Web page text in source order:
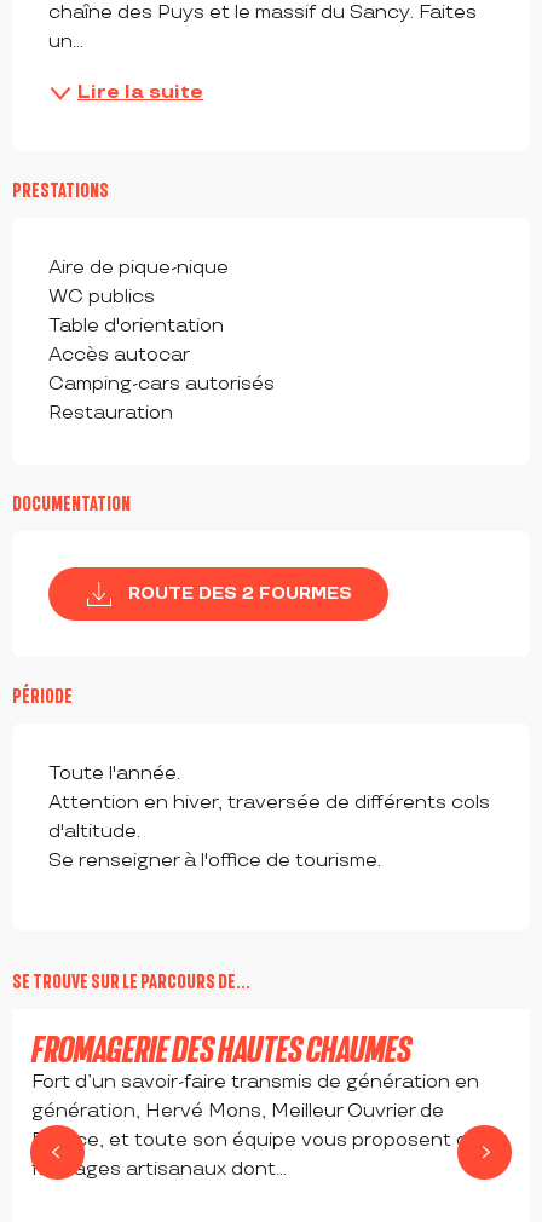
chaîne des Puys et le massif du Sancy. Faites
un...
Lire la suite
PRESTATIONS
Aire de pique-nique
WC publics
Table d'orientation
Accès autocar
Camping-cars autorisés
Restauration
DOCUMENTATION
ROUTE DES 2 FOURMES
PÉRIODE
Toute l'année.
Attention en hiver, traversée de différents cols
d'altitude.
Se renseigner à l'office de tourisme.
SE TROUVE SUR LE PARCOURS DE...
FROMAGERIE DES HAUTES CHAUMES
Fort d’un savoir-faire transmis de génération en
génération, Hervé Mons, Meilleur Ouvrier de
France, et toute son équipe vous proposent des
fromages artisanaux dont...